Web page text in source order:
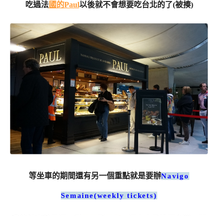
吃過法國的Paul以後就不會想要吃台北的了(被揍)
等坐車的期間還有另一個重點就是要辦Navigo
Semaine(weekly tickets)